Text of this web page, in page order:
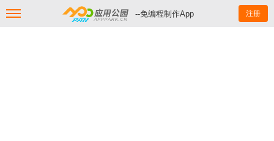
--免编程制作App 注册